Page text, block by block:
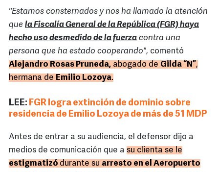
"Estamos consternados y nos ha llamado la atención
que la Fiscalía General de la República (FGR) haya
hecho uso desmedido de la fuerza contra una
persona que ha estado cooperando", comentó
Alejandro Rosas Pruneda, abogado de Gilda “N”,
hermana de Emilio Lozoya.
LEE: FGR logra extinción de dominio sobre
residencia de Emilio Lozoya de más de 51 MDP
Antes de entrar a su audiencia, el defensor dijo a
medios de comunicación que a su clienta se le
estigmatizó durante su arresto en el Aeropuerto